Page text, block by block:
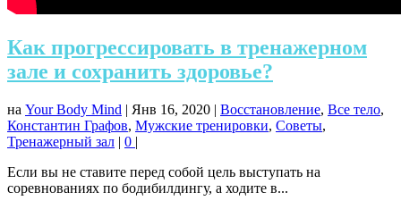
Как прогрессировать в тренажерном
зале и сохранить здоровье?
на Your Body Mind | Янв 16, 2020 | Восстановление, Все тело,
Константин Графов, Мужские тренировки, Советы,
Тренажерный зал | 0 |
Если вы не ставите перед собой цель выступать на
соревнованиях по бодибилдингу, а ходите в...